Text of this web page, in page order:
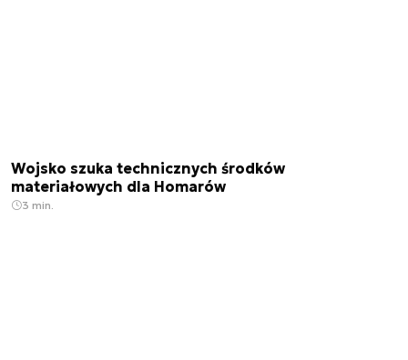
Wojsko szuka technicznych środków
materiałowych dla Homarów
3 min.